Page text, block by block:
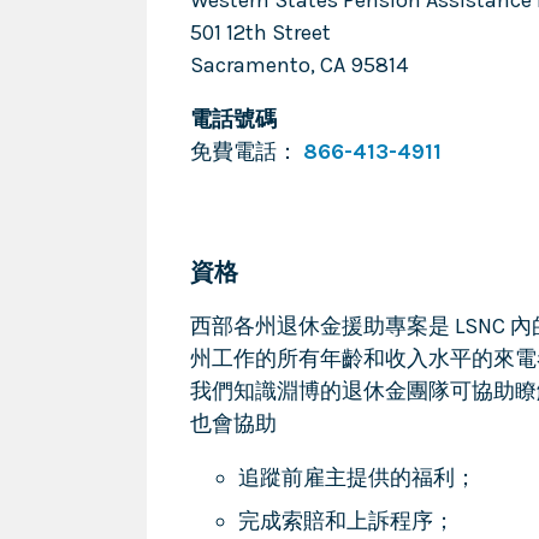
501 12th Street
Sacramento,CA 95814
電話號碼
免費電話： 866-413-4911
資格
西部各州退休金援助專案是 LSNC
州工作的所有年齡和收入水平的來
我們知識淵博的退休金團隊可協助
也會協助
追蹤前雇主提供的福利；
完成索賠和上訴程序；